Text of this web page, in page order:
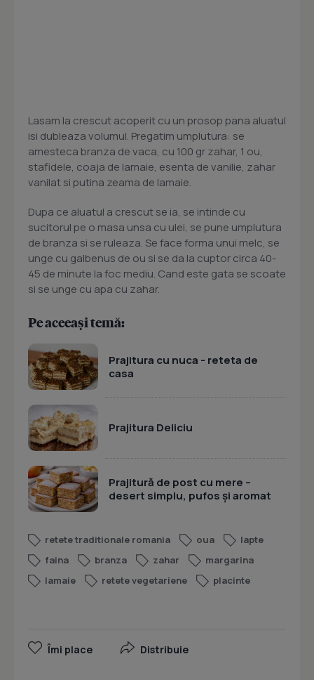
Lasam la crescut acoperit cu un prosop pana aluatul
isi dubleaza volumul. Pregatim umplutura: se
amesteca branza de vaca, cu 100 gr zahar, 1 ou,
stafidele, coaja de lamaie, esenta de vanilie, zahar
vanilat si putina zeama de lamaie.
Dupa ce aluatul a crescut se ia, se intinde cu
sucitorul pe o masa unsa cu ulei, se pune umplutura
de branza si se ruleaza. Se face forma unui melc, se
unge cu galbenus de ou si se da la cuptor circa 40-
45 de minute la foc mediu. Cand este gata se scoate
si se unge cu apa cu zahar.
Pe aceeași temă:
Prajitura cu nuca - reteta de
casa
Prajitura Deliciu
Prajitură de post cu mere –
desert simplu, pufos și aromat
retete traditionale romania oua
lapte
faina
branza zahar
margarina
lamaie
retete vegetariene placinte
Îmi place Distribuie